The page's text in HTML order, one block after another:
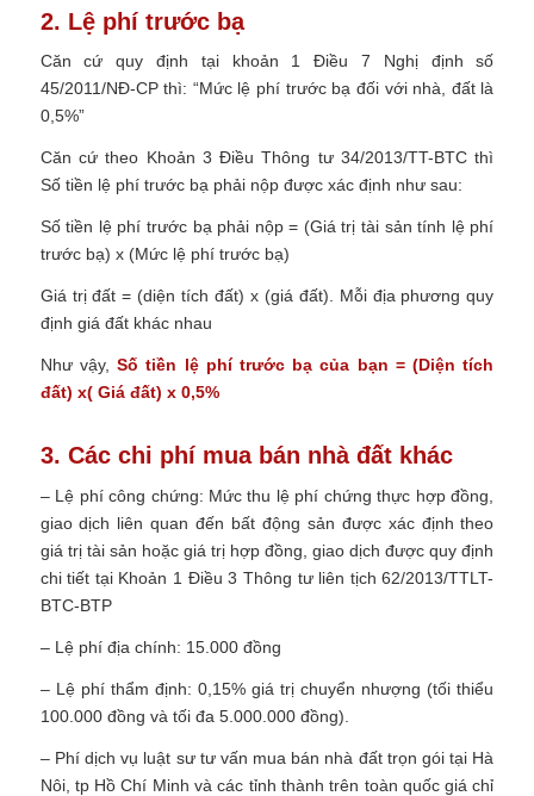
2. Lệ phí trước bạ
Căn cứ quy định tại khoản 1 Điều 7 Nghị định số
45/2011/NĐ-CP thì: “Mức lệ phí trước bạ đối với nhà, đất là
0,5%”
Căn cứ theo Khoản 3 Điều Thông tư 34/2013/TT-BTC thì
Số tiền lệ phí trước bạ phải nộp được xác định như sau:
Số tiền lệ phí trước bạ phải nộp = (Giá trị tài sản tính lệ phí
trước bạ) x (Mức lệ phí trước bạ)
Giá trị đất = (diện tích đất) x (giá đất). Mỗi địa phương quy
định giá đất khác nhau
Như vậy,Số tiền lệ phí trước bạ của bạn = (Diện tích
đất) x( Giá đất) x 0,5%
3. Các chi phí mua bán nhà đất khác
– Lệ phí công chứng: Mức thu lệ phí chứng thực hợp đồng,
giao dịch liên quan đến bất động sản được xác định theo
giá trị tài sản hoặc giá trị hợp đồng, giao dịch được quy định
chi tiết tại Khoản 1 Điều 3 Thông tư liên tịch 62/2013/TTLT-
BTC-BTP
– Lệ phí địa chính: 15.000 đồng
– Lệ phí thẩm định: 0,15% giá trị chuyển nhượng (tối thiểu
100.000 đồng và tối đa 5.000.000 đồng).
– Phí dịch vụ luật sư tư vấn mua bán nhà đất trọn gói tại Hà
Nôi, tp Hồ Chí Minh và các tỉnh thành trên toàn quốc giá chỉ